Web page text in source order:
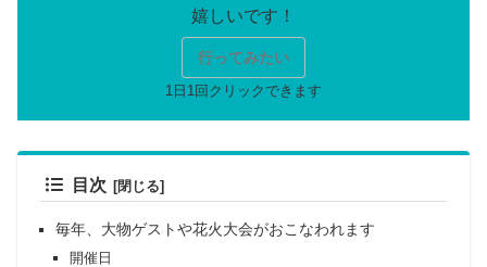
行ってみたい
目次
毎年、大物ゲストや花火大会がおこなわれます
開催日